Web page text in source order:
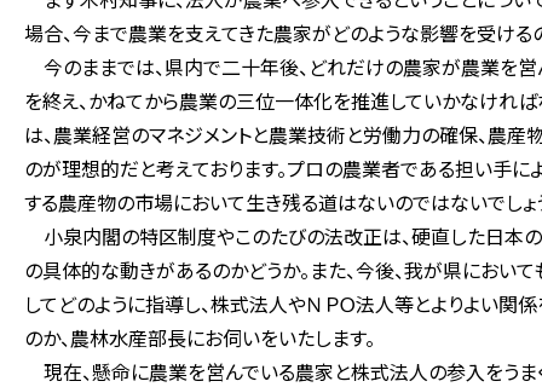
場合、今まで農業を支えてきた農家がどのような影響を受ける
今のままでは、県内で二十年後、どれだけの農家が農業を営
を終え、かねてから農業の三位一体化を推進していかなけれ
は、農業経営のマネジメントと農業技術と労働力の確保、農
のが理想的だと考えております。プロの農業者である担い手
する農産物の市場において生き残る道はないのではないでしょ
小泉内閣の特区制度やこのたびの法改正は、硬直した日本
の具体的な動きがあるのかどうか。また、今後、我が県にお
してどのように指導し、株式法人やＮＰＯ法人等とよりよい
のか、農林水産部長にお伺いをいたします。
現在、懸命に農業を営んでいる農家と株式法人の参入をう